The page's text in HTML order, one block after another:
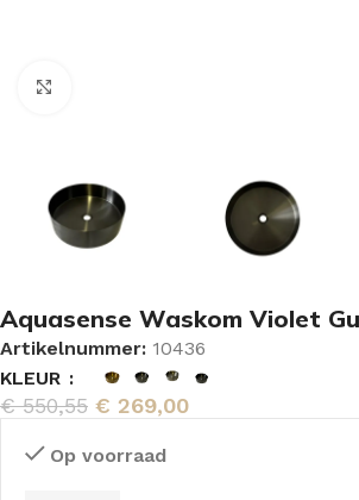
Aquasense Waskom Violet
Artikelnummer: 10436
KLEUR
€550,55 € 269,00
Op voorraad